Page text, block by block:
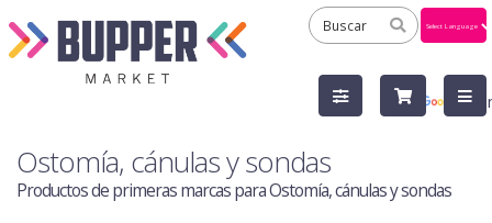
by
Ostomía, cánulas y sondas
Productos de primeras marcas para Ostomía, cánulas y sondas